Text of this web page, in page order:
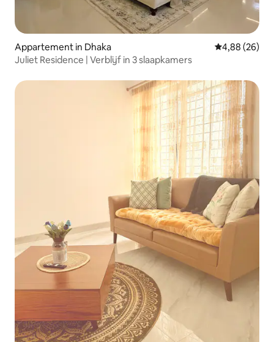
Appartement in Dhaka Gemiddelde
4,88 (26)
Juliet Residence | Verblijf in 3 slaapkamers